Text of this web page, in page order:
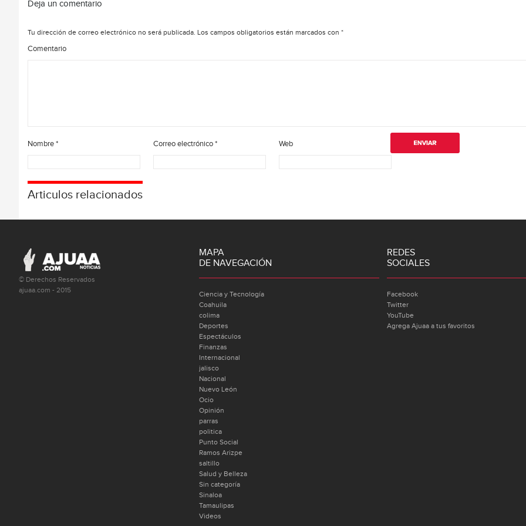
Deja un comentario
Tu dirección de correo electrónico no será publicada. Los campos obligatorios están marcados con *
Comentario
Nombre* Correo electrónico* Web
Articulos relacionados
© Derechos Reservados
ajuaa.com - 2015
MAPA
DE NAVEGACIÓN
Ciencia y Tecnología
Coahuila
colima
Deportes
Espectáculos
Finanzas
Internacional
jalisco
Nacional
Nuevo León
Ocio
Opinión
parras
politica
Punto Social
Ramos Arizpe
saltillo
Salud y Belleza
Sin categoría
Sinaloa
Tamaulipas
Videos
REDES
SOCIALES
Facebook
Twitter
YouTube
Agrega Ajuaa a tus favoritos